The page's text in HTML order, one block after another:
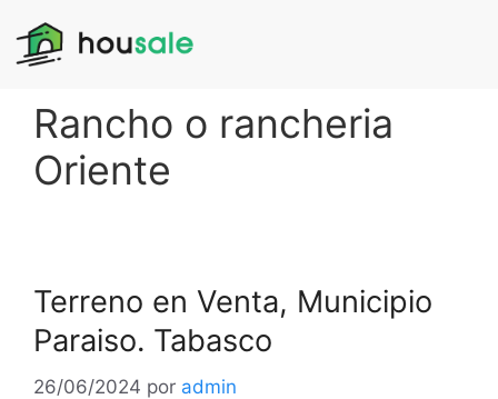
Rancho o rancheria
Oriente
Terreno en Venta, Municipio
Paraiso. Tabasco
26/06/2024 por admin